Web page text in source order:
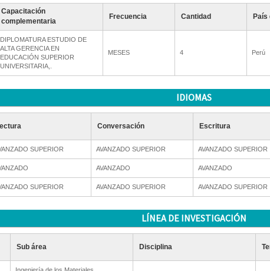
Capacitación
complementaria
Frecuencia Cantidad País
DIPLOMATURA ESTUDIO DE
ALTA GERENCIA EN
EDUCACIÓN SUPERIOR
UNIVERSITARIA,.
MESES 4 Perú
IDIOMAS
Conversación Escritura
SUPERIOR AVANZADO SUPERIOR AVANZADO SUPERIOR
AVANZADO AVANZADO
SUPERIOR AVANZADO SUPERIOR AVANZADO SUPERIOR
LÍNEA DE INVESTIGACIÓN
Sub área Disciplina